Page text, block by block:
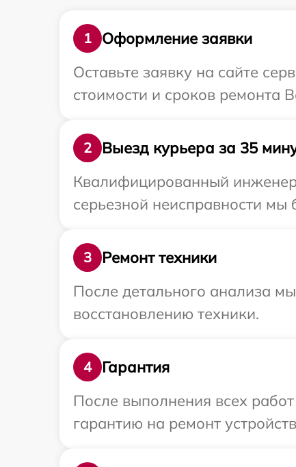
1
Оформление заявки
Оставьте заявку на сайте
стоимости и сроков ремонта
2
Выезд курьера за 35
Квалифицированный инженер
серьезной неисправности мы
3
Ремонт техники
После детального анализа
восстановлению техники.
4
Гарантия
После выполнения всех
гарантию на ремонт